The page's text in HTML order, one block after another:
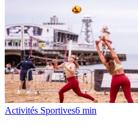
Activités Sportives6 min